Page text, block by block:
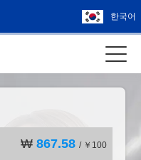
한국어
₩867.58 / ￥100